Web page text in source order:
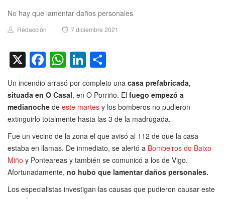
No hay que lamentar daños personales
Author
Redacción
Posted
7 diciembre 2021
X Facebook
WhatsApp
LinkedIn
Un incendio arrasó por completo una casa prefabricada,
situada en O Casal, en O Porriño. El fuego empezó a
medianoche de este martes y los bomberos no pudieron
extinguirlo totalmente hasta las 3 de la madrugada.
Fue un vecino de la zona el que avisó al 112 de que la casa
estaba en llamas. De inmediato, se alertó a Bombeiros do Baixo
Miño y Ponteareas y también se comunicó a los de Vigo.
Afortunadamente, no hubo que lamentar daños personales.
Los especialistas investigan las causas que pudieron causar este